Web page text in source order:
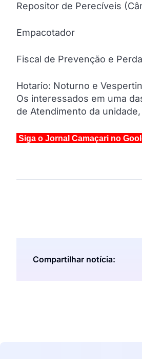
Repositor de Perecíveis
Empacotador
Fiscal de Prevenção e
Hotario: Noturno e
Os interessados em uma
de Atendimento da
Siga o Jornal Camaçari no
Compartilhar notícia: